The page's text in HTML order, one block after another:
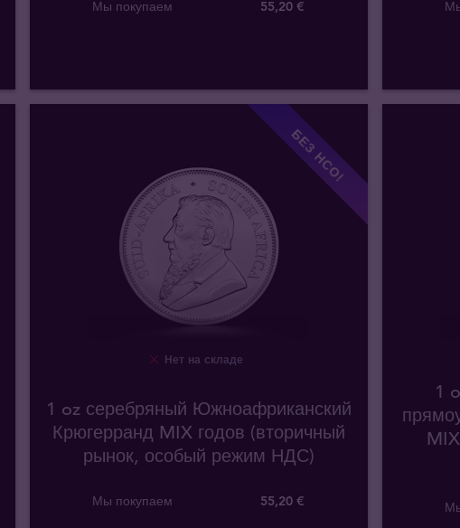
Мы покупаем 55,20 €
БЕЗ НСО!
Нет на складе
1 oz серебряный Южноафриканский
Крюгерранд MIX годов (вторичный
рынок, особый режим НДС)
Мы покупаем 55,20 €
1